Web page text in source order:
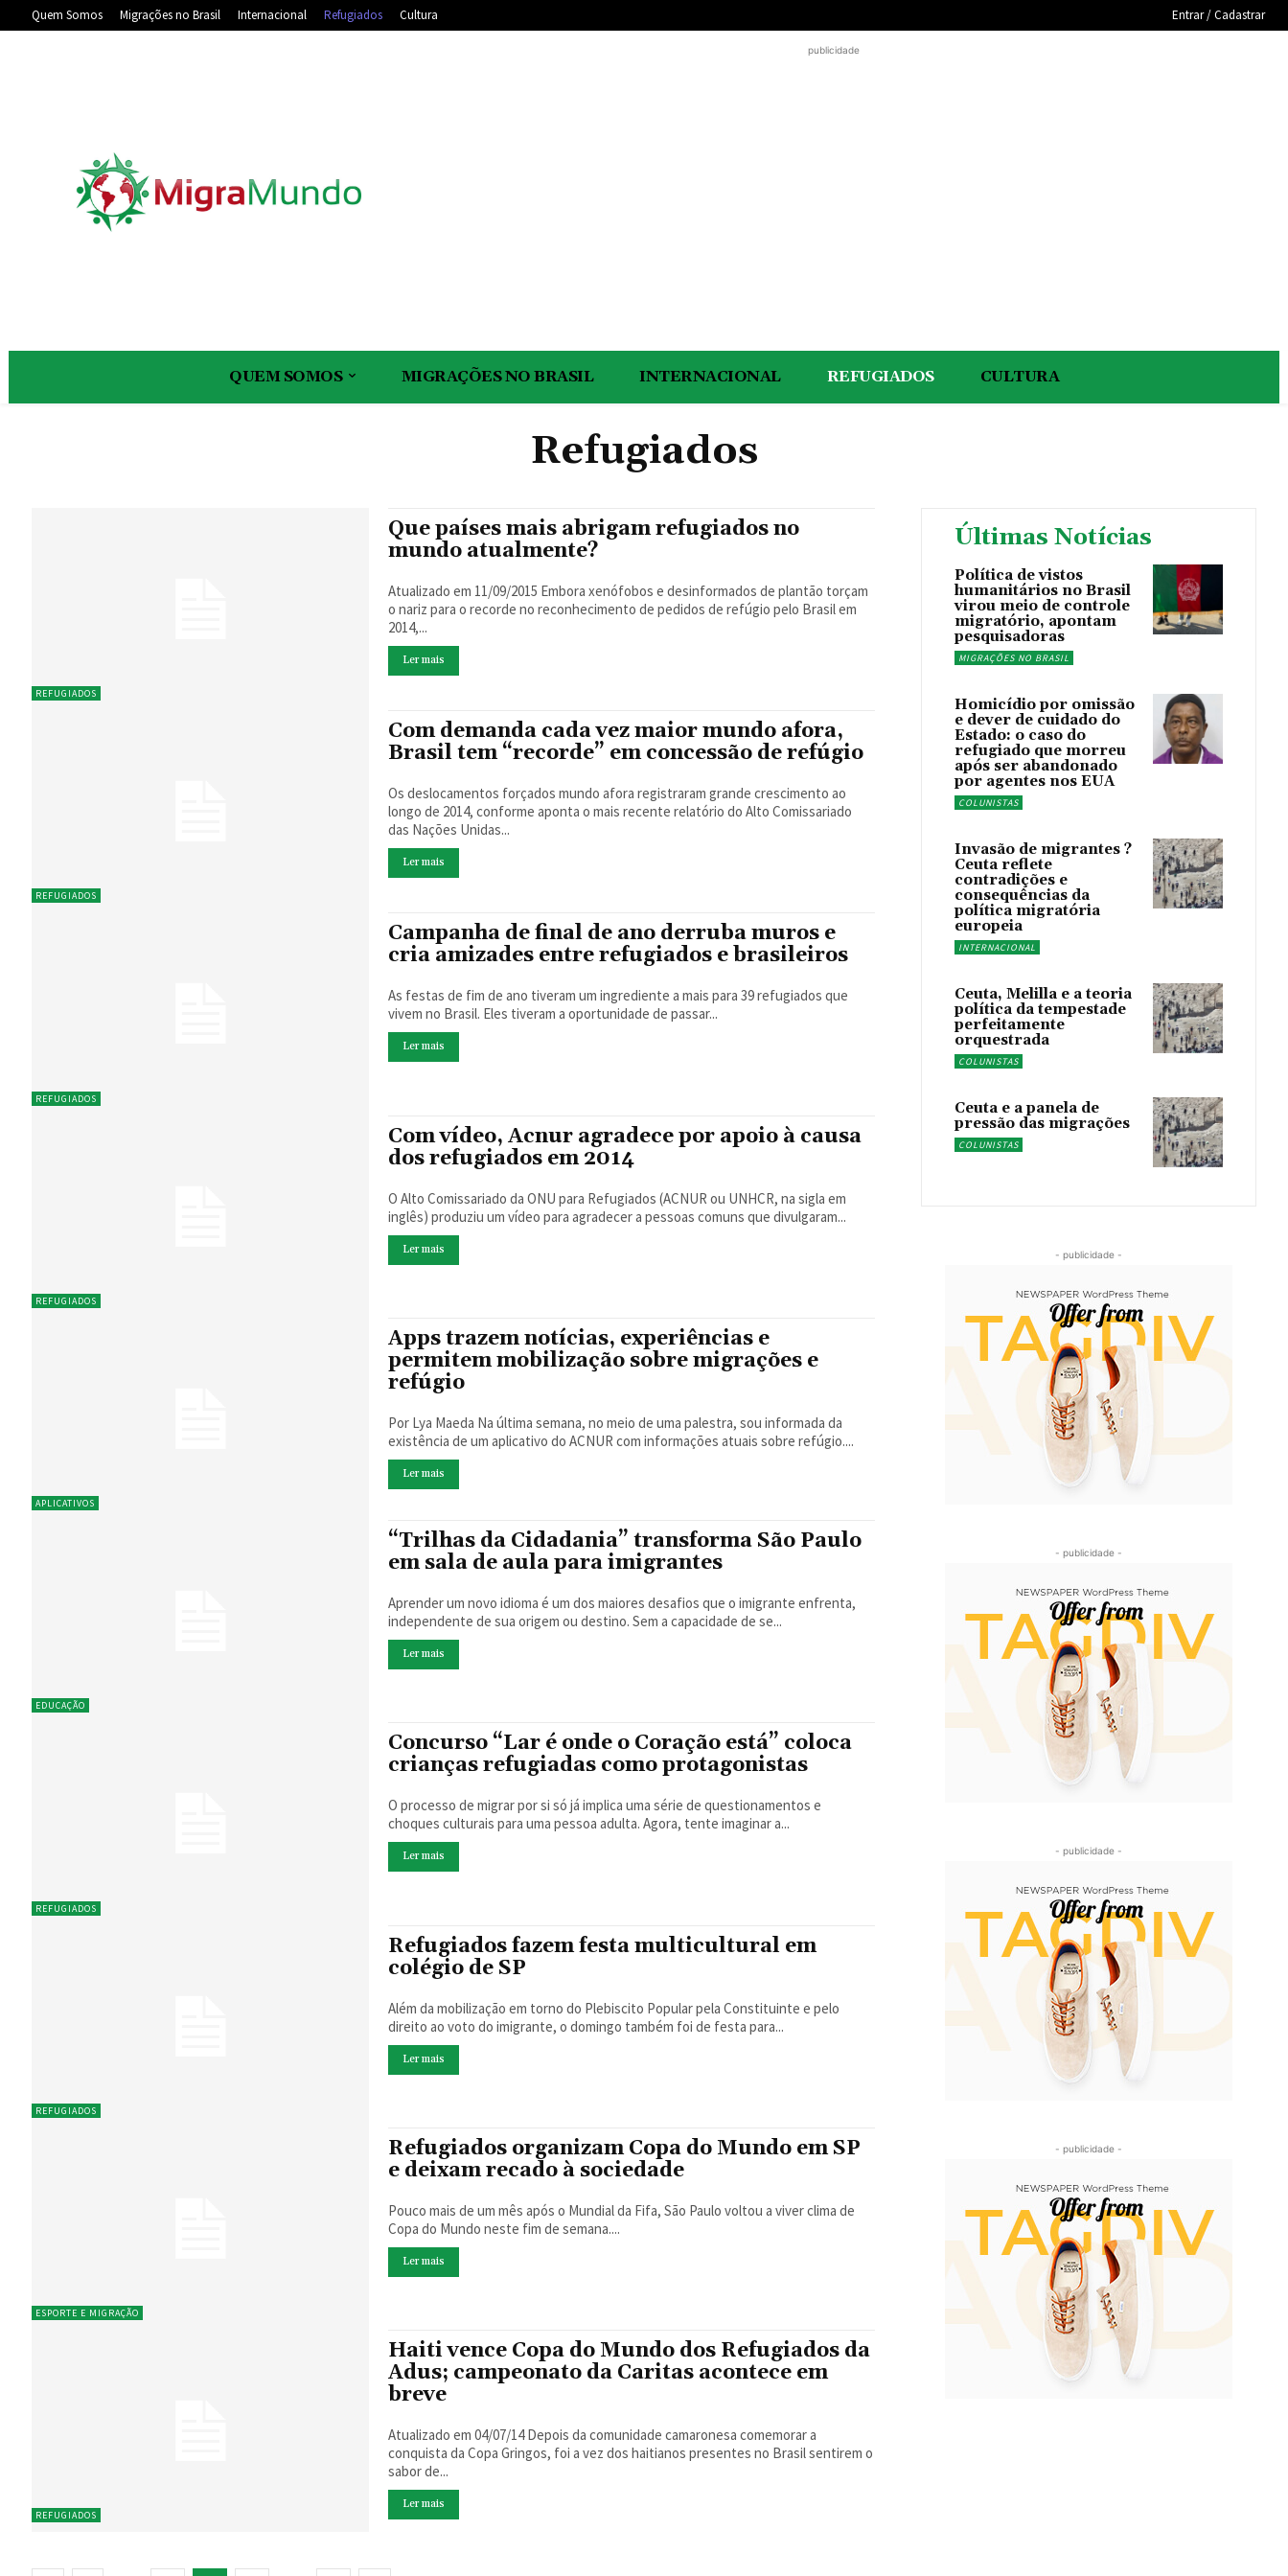
Quem Somos Migrações no Brasil Internacional Refugiados Cultura Entrar / Cadastrar
publicidade
QUEM SOMOS MIGRAÇÕES NO BRASIL INTERNACIONAL REFUGIADOS CULTURA
Refugiados
REFUGIADOS
Que países mais abrigam refugiados no
mundo atualmente?
Atualizado em 11/09/2015 Embora xenófobos e desinformados de plantão torçam
o nariz para o recorde no reconhecimento de pedidos de refúgio pelo Brasil em
2014,...
Ler mais
REFUGIADOS
Com demanda cada vez maior mundo afora,
Brasil tem “recorde” em concessão de refúgio
Os deslocamentos forçados mundo afora registraram grande crescimento ao
longo de 2014, conforme aponta o mais recente relatório do Alto Comissariado
das Nações Unidas...
Ler mais
REFUGIADOS
Campanha de final de ano derruba muros e
cria amizades entre refugiados e brasileiros
As festas de fim de ano tiveram um ingrediente a mais para 39 refugiados que
vivem no Brasil. Eles tiveram a oportunidade de passar...
Ler mais
REFUGIADOS
Com vídeo, Acnur agradece por apoio à causa
dos refugiados em 2014
O Alto Comissariado da ONU para Refugiados (ACNUR ou UNHCR, na sigla em
inglês) produziu um vídeo para agradecer a pessoas comuns que divulgaram...
Ler mais
APLICATIVOS
Apps trazem notícias, experiências e
permitem mobilização sobre migrações e
refúgio
Por Lya Maeda Na última semana, no meio de uma palestra, sou informada da
existência de um aplicativo do ACNUR com informações atuais sobre refúgio....
Ler mais
EDUCAÇÃO
“Trilhas da Cidadania” transforma São Paulo
em sala de aula para imigrantes
Aprender um novo idioma é um dos maiores desafios que o imigrante enfrenta,
independente de sua origem ou destino. Sem a capacidade de se...
Ler mais
REFUGIADOS
Concurso “Lar é onde o Coração está” coloca
crianças refugiadas como protagonistas
O processo de migrar por si só já implica uma série de questionamentos e
choques culturais para uma pessoa adulta. Agora, tente imaginar a...
Ler mais
REFUGIADOS
Refugiados fazem festa multicultural em
colégio de SP
Além da mobilização em torno do Plebiscito Popular pela Constituinte e pelo
direito ao voto do imigrante, o domingo também foi de festa para...
Ler mais
ESPORTE E MIGRAÇÃO
Refugiados organizam Copa do Mundo em SP
e deixam recado à sociedade
Pouco mais de um mês após o Mundial da Fifa, São Paulo voltou a viver clima de
Copa do Mundo neste fim de semana....
Ler mais
REFUGIADOS
Haiti vence Copa do Mundo dos Refugiados da
Adus; campeonato da Caritas acontece em
breve
Atualizado em 04/07/14 Depois da comunidade camaronesa comemorar a
conquista da Copa Gringos, foi a vez dos haitianos presentes no Brasil sentirem o
sabor de...
Ler mais
Últimas Notícias
Política de vistos
humanitários no Brasil
virou meio de controle
migratório, apontam
pesquisadoras
MIGRAÇÕES NO BRASIL
Homicídio por omissão
e dever de cuidado do
Estado: o caso do
refugiado que morreu
após ser abandonado
por agentes nos EUA
COLUNISTAS
Invasão de migrantes ?
Ceuta reflete
contradições e
consequências da
política migratória
europeia
INTERNACIONAL
Ceuta, Melilla e a teoria
política da tempestade
perfeitamente
orquestrada
COLUNISTAS
Ceuta e a panela de
pressão das migrações
COLUNISTAS
- publicidade -
- publicidade -
- publicidade -
- publicidade -